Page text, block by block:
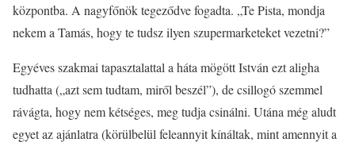
központba. A nagyfőnök tegeződve fogadta. „Te Pista, mondja
nekem a Tamás, hogy te tudsz ilyen szupermarketeket vezetni?”
Egyéves szakmai tapasztalattal a háta mögött István ezt aligha
tudhatta („azt sem tudtam, miről beszél”), de csillogó szemmel
rávágta, hogy nem kétséges, meg tudja csinálni. Utána még aludt
egyet az ajánlatra (körülbelül feleannyit kínáltak, mint amennyit a